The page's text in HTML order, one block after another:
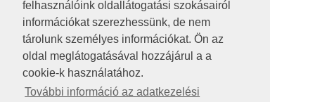
felhasználóink oldallátogatási szokásairól
információkat szerezhessünk, de nem
tárolunk személyes információkat. Ön az
oldal meglátogatásával hozzájárul a a
cookie-k használatához.
További információ az adatkezelési
JOGI NYILATKOZAT
IMPRESSZUM